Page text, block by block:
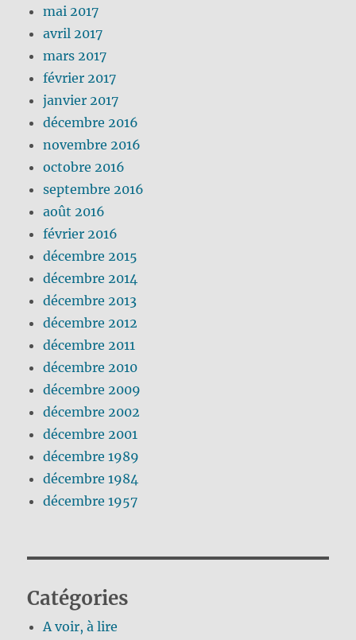
mai 2017
avril 2017
mars 2017
février 2017
janvier 2017
décembre 2016
novembre 2016
octobre 2016
septembre 2016
août 2016
février 2016
décembre 2015
décembre 2014
décembre 2013
décembre 2012
décembre 2011
décembre 2010
décembre 2009
décembre 2002
décembre 2001
décembre 1989
décembre 1984
décembre 1957
Catégories
A voir, à lire